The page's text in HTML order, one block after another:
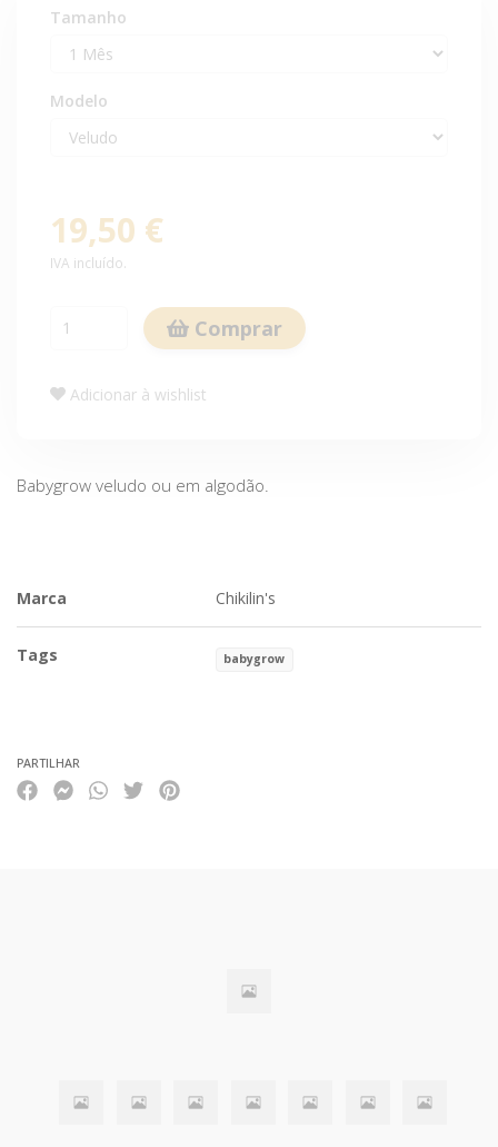
Tamanho
Modelo
19,50 €
IVA incluído.
Comprar
Adicionar à wishlist
Babygrow veludo ou em algodão.
Marca Chikilin's
Tags babygrow
PARTILHAR